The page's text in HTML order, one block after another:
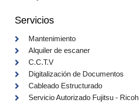
Servicios
Mantenimiento
Alquiler de escaner
C.C.T.V
Digitalización de Documentos
Cableado Estructurado
Servicio Autorizado Fujitsu - Ricoh